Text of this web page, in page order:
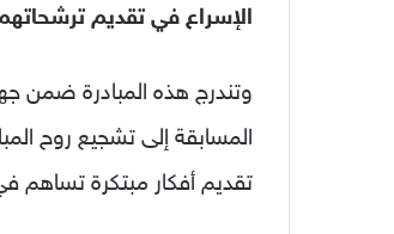
الإسراع في تقديم
وتندرج هذه المبادرة ضمن
المسابقة إلى تشجيع روح
تقديم أفكار مبتكرة تساهم